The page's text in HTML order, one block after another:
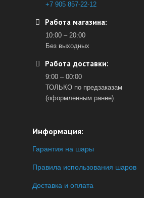
+7 905 857-22-12
Работа магазина:
10:00 – 20:00
Без выходных
Работа доставки:
9:00 – 00:00
ТОЛЬКО по предзаказам
(оформленным ранее).
Информация:
Гарантия на шары
Правила использования шаров
Доставка и оплата